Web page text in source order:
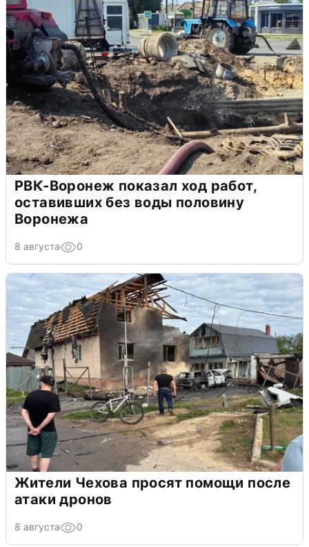
РВК-Воронеж показал ход работ,
оставивших без воды половину
Воронежа
8 августа 0
Жители Чехова просят помощи после
атаки дронов
8 августа 0